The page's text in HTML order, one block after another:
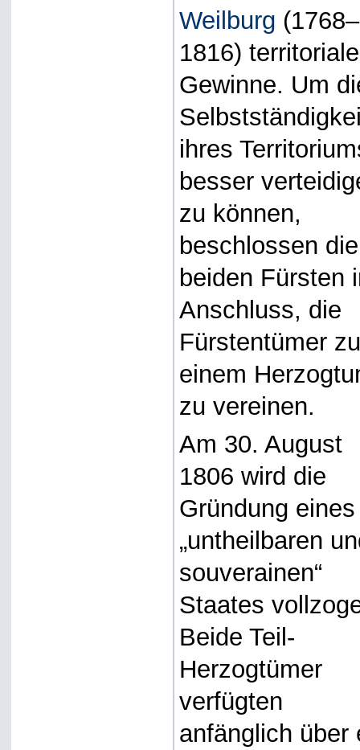
Weilburg (1768–
1816) territoriale
Gewinne. Um
ihres
besser
zu können,
beschlossen die
beiden Fürsten
Anschluss, die
Fürstentümer
einem
zu vereinen.
Am 30. August
1806 wird die
Gründung eines
„untheilbaren
souverainen“
Staates
Beide Teil-
Herzogtümer
verfügten
anfänglich über